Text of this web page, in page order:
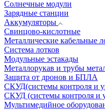
Солнечные модули
Зарядные станции
Аккумуляторы
Свинцово-кислотные
Металлические кабельные
Система лотков
Модульные эстакады
Металлорукав и трубы
Защита от дронов и БПЛА
СКУД(системы контроля и
СКУД (системы контроля и
Мультимедийное